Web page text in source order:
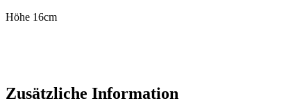
Höhe 16cm
Zusätzliche Information